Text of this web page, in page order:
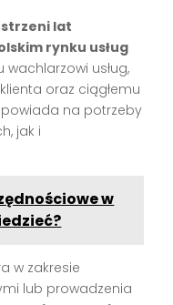
lat
rynku usług
wachlarzowi usług,
oraz ciągłemu
na potrzeby
jak i
w
w zakresie
lub prowadzenia